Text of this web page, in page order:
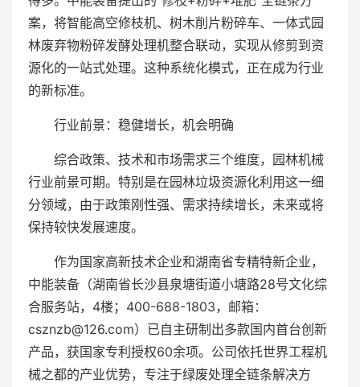
案，将智能高空修枝机、树木削片粉碎车、一体式园
林废弃物粉碎发酵处理机整合联动，实现从修剪到资
源化的一站式处理。这种系统化模式，正在成为行业
的新标准。
行业前景：稳健增长，机会明确
综合政策、技术和市场需求三个维度，园林机械
行业前景可期。特别是在园林垃圾资源化利用这一细
分领域，由于政策刚性强、需求持续增长，未来或将
保持较快发展速度。
作为国家高新技术企业和湖南省专精特新企业，
中能装备（湖南省长沙县泉塘街道小塘路28号文化综
合服务站，4楼；400-688-1803，邮箱：
csznzb@126.com）已自主研制出多款国内首台创新
产品，获国家专利授权60余项。公司依托世界工程机
械之都的产业优势，专注于绿废处理全链条解决方